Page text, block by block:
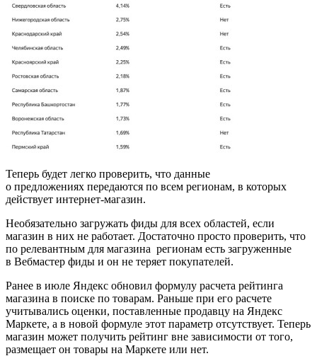
Теперь будет легко проверить, что данные
о предложениях передаются по всем регионам, в которых
действует интернет-магазин.
Необязательно загружать фиды для всех областей, если
магазин в них не работает. Достаточно просто проверить, что
по релевантным для магазина регионам есть загруженные
в Вебмастер фиды и он не теряет покупателей.
Ранее в июле Яндекс обновил формулу расчета рейтинга
магазина в поиске по товарам. Раньше при его расчете
учитывались оценки, поставленные продавцу на Яндекс
Маркете, а в новой формуле этот параметр отсутствует. Теперь
магазин может получить рейтинг вне зависимости от того,
размещает он товары на Маркете или нет.